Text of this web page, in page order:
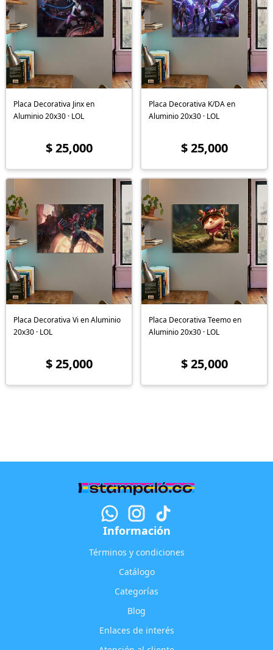
Placa Decorativa Jinx en
Aluminio 20x30 · LOL
$ 25,000
Placa Decorativa K/DA en
Aluminio 20x30 · LOL
$ 25,000
Placa Decorativa Vi en Aluminio
20x30 · LOL
$ 25,000
Placa Decorativa Teemo en
Aluminio 20x30 · LOL
$ 25,000
Información
Términos y condiciones
Catálogo
Categorías
Blog
Enlaces de interés